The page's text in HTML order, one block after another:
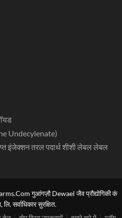
Undecylenate)
इंजेक्शन तरल पदार्थ शीशी लेबल लेबल
गुआंगज़ौ Dewael जैव प्रौद्योगिकी कं
लि. सर्वाधिकार सुरक्षित.